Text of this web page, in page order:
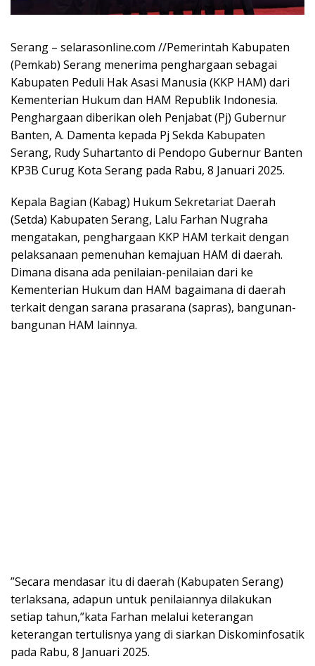
Serang – selarasonline.com //Pemerintah Kabupaten
(Pemkab) Serang menerima penghargaan sebagai
Kabupaten Peduli Hak Asasi Manusia (KKP HAM) dari
Kementerian Hukum dan HAM Republik Indonesia.
Penghargaan diberikan oleh Penjabat (Pj) Gubernur
Banten, A. Damenta kepada Pj Sekda Kabupaten
Serang, Rudy Suhartanto di Pendopo Gubernur Banten
KP3B Curug Kota Serang pada Rabu, 8 Januari 2025.
Kepala Bagian (Kabag) Hukum Sekretariat Daerah
(Setda) Kabupaten Serang, Lalu Farhan Nugraha
mengatakan, penghargaan KKP HAM terkait dengan
pelaksanaan pemenuhan kemajuan HAM di daerah.
Dimana disana ada penilaian-penilaian dari ke
Kementerian Hukum dan HAM bagaimana di daerah
terkait dengan sarana prasarana (sapras), bangunan-
bangunan HAM lainnya.
”Secara mendasar itu di daerah (Kabupaten Serang)
terlaksana, adapun untuk penilaiannya dilakukan
setiap tahun,”kata Farhan melalui keterangan
keterangan tertulisnya yang di siarkan Diskominfosatik
pada Rabu, 8 Januari 2025.